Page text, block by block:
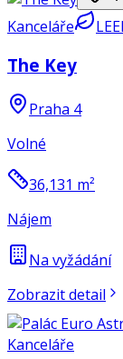
Kanceláře
The Key
Praha 4
Volné
36,131 m²
Nájem
Na vyžádání
Zobrazit detail
Kanceláře